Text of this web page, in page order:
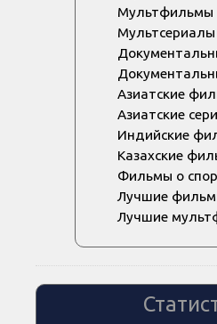
Мультфильмы
Мультсериалы
Азиатские
Азиатские
Индийские
Казахские
Фильмы о
Лучшие
Лучшие